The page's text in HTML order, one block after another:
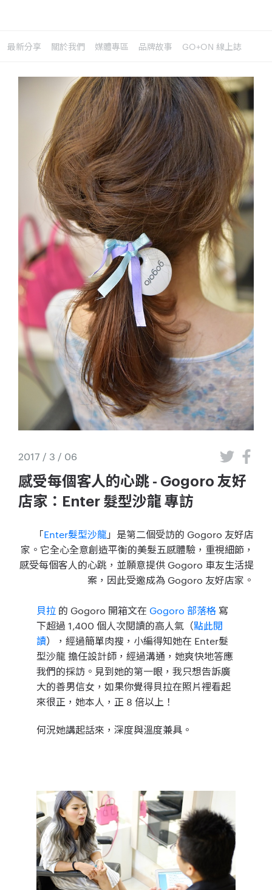
最新分享 關於我們 媒體專區 品牌故事 GO+ON 線上誌
2017 / 3 / 06
感受每個客人的心跳 - Gogoro 友好
店家：Enter 髮型沙龍 專訪
「Enter髮型沙龍」是第二個受訪的 Gogoro 友好店
家。它全心全意創造平衡的美髮五感體驗，重視細節，
感受每個客人的心跳，並願意提供 Gogoro 車友生活提
案，因此受邀成為 Gogoro 友好店家。
貝拉 的 Gogoro 開箱文在 Gogoro 部落格寫
下超過 1,400 個人次閱讀的高人氣（點此閱
讀），經過簡單肉搜，小編得知她在 Enter髮
型沙龍 擔任設計師，經過溝通，她爽快地答應
我們的採訪。見到她的第一眼，我只想告訴廣
大的善男信女，如果你覺得貝拉在照片裡看起
來很正，她本人，正 8 倍以上！
何況她講起話來， 深度與溫度兼具。